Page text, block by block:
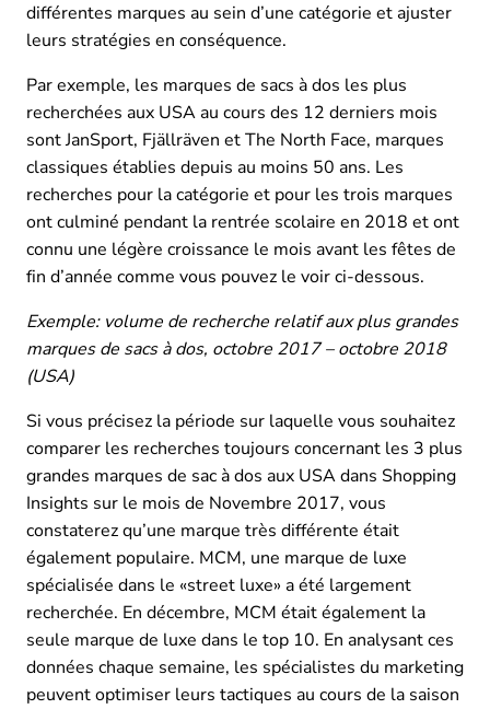
différentes marques au sein d’une catégorie et ajuster
leurs stratégies en conséquence.
Par exemple, les marques de sacs à dos les plus
recherchées aux USA au cours des 12 derniers mois
sont JanSport, Fjällräven et The North Face, marques
classiques établies depuis au moins 50 ans. Les
recherches pour la catégorie et pour les trois marques
ont culminé pendant la rentrée scolaire en 2018 et ont
connu une légère croissance le mois avant les fêtes de
fin d’année comme vous pouvez le voir ci-dessous.
Exemple: volume de recherche relatif aux plus grandes
marques de sacs à dos, octobre 2017 – octobre 2018
(USA)
Si vous précisez la période sur laquelle vous souhaitez
comparer les recherches toujours concernant les 3 plus
grandes marques de sac à dos aux USA dans Shopping
Insights sur le mois de Novembre 2017, vous
constaterez qu’une marque très différente était
également populaire. MCM, une marque de luxe
spécialisée dans le «street luxe» a été largement
recherchée. En décembre, MCM était également la
seule marque de luxe dans le top 10. En analysant ces
données chaque semaine, les spécialistes du marketing
peuvent optimiser leurs tactiques au cours de la saison